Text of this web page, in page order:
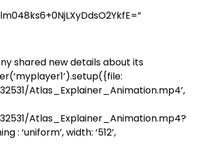
shared new details about its
Atlas_Explainer_Animation.mp4’,
Atlas_Explainer_Animation.mp4?
: ‘uniform’, width: ‘512’,